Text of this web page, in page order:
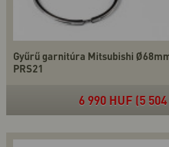
Gyűrű garnitúra Mitsubishi
PRS21
6 990 HUF (5